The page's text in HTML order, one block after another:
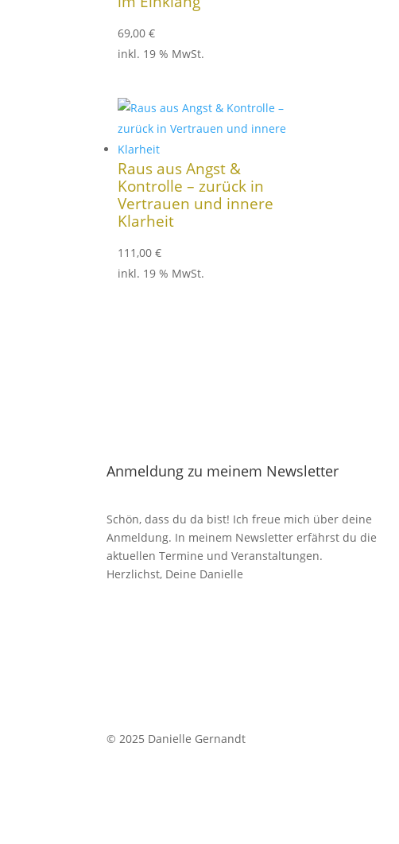
69,00€
inkl. 19 % MwSt.
Raus aus Angst &
Kontrolle – zurück in
Vertrauen und innere
Klarheit
111,00€
inkl. 19 % MwSt.
Anmeldung zu meinem Newsletter
Schön, dass du da bist! Ich freue mich über deine
Anmeldung. In meinem Newsletter erfährst du die
aktuellen Termine und Veranstaltungen.
Herzlichst, Deine Danielle
© 2025 Danielle Gernandt